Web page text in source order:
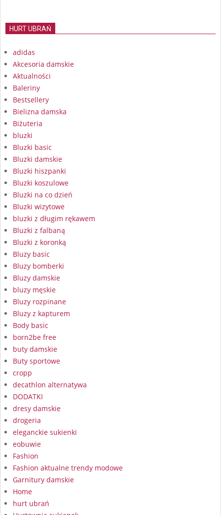
HURT UBRAŃ
adidas
Akcesoria damskie
Aktualności
Baleriny
Bestsellery
Bielizna damska
Biżuteria
bluzki
Bluzki basic
Bluzki damskie
Bluzki hiszpanki
Bluzki koszulowe
Bluzki na co dzień
Bluzki wizytowe
bluzki z długim rękawem
Bluzki z falbaną
Bluzki z koronką
Bluzy basic
Bluzy bomberki
Bluzy damskie
bluzy męskie
Bluzy rozpinane
Bluzy z kapturem
Body basic
born2be free
buty damskie
Buty sportowe
cropp
decathlon alternatywa
DODATKI
dresy damskie
drogeria
eleganckie sukienki
eobuwie
Fashion
Fashion aktualne trendy modowe
Garnitury damskie
Home
hurt ubrań